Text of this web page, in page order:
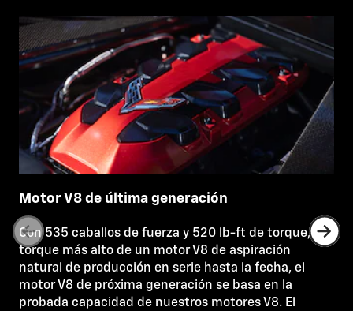
Motor V8 de última generación
Con 535 caballos de fuerza y 520 lb-ft de torque, el
torque más alto de un motor V8 de aspiración
natural de producción en serie hasta la fecha, el
motor V8 de próxima generación se basa en la
probada capacidad de nuestros motores V8. El